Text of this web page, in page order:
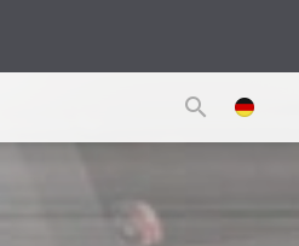
search